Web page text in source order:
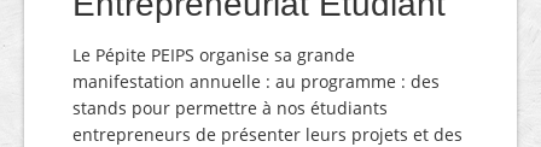
Le Pépite PEIPS organise sa grande
manifestation annuelle : au programme : des
stands pour permettre à nos étudiants
entrepreneurs de présenter leurs projets et des